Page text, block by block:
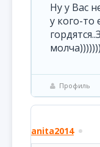
Ну у Вас
у кого-то
Профиль
anita2014